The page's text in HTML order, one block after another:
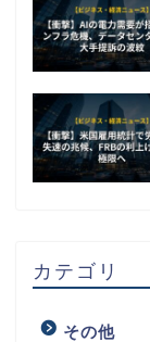
カテゴリ
その他